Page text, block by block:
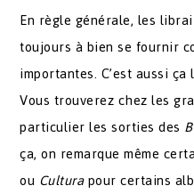
En règle générale, les
toujours à bien se fournir
importantes. C’est aussi
Vous trouverez chez les
particulier les sorties des
ça, on remarque même
ou Culturapour certains